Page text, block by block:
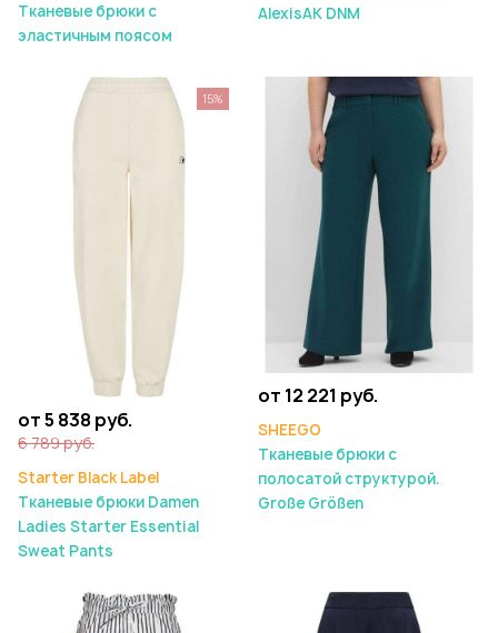
Тканевые брюки с
эластичным поясом
AlexisAK DNM
от 5 838 руб.
6 789 руб.
Starter Black Label
Тканевые брюки Damen
Ladies Starter Essential
Sweat Pants
15%
от 12 221 руб.
SHEEGO
Тканевые брюки с
полосатой структурой.
Große Größen